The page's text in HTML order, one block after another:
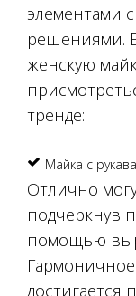
элементами
решениями.
женскую
тренде:
Майка с
Отлично
подчеркнув
помощью